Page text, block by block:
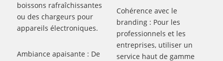
boissons rafraîchissantes
ou des chargeurs pour
appareils électroniques.
Ambiance apaisante : De
Cohérence avec le
branding : Pour les
professionnels et les
entreprises, utiliser un
service haut de gamme